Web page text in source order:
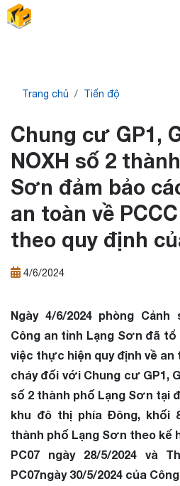
Skip
to
Breadcrumb
Trang chủ Tiến độ
Chung cư GP1,
NOXH số 2
Sơn đảm bảo
an toàn về
theo quy định
4/6/2024
Ngày 4/6/2024 phòng Cảnh
Công an tỉnh Lạng Sơn đã
việc thực hiện quy định về an
cháy đối với Chung cư GP1,
số 2 thành phố Lạng Sơn tại
khu đô thị phía Đông, khối
thành phố Lạng Sơn theo kế
PC07 ngày 28/5/2024 và
PC07ngày 30/5/2024 của